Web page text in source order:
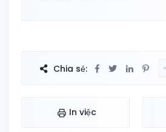
Chia sẻ:
In việc